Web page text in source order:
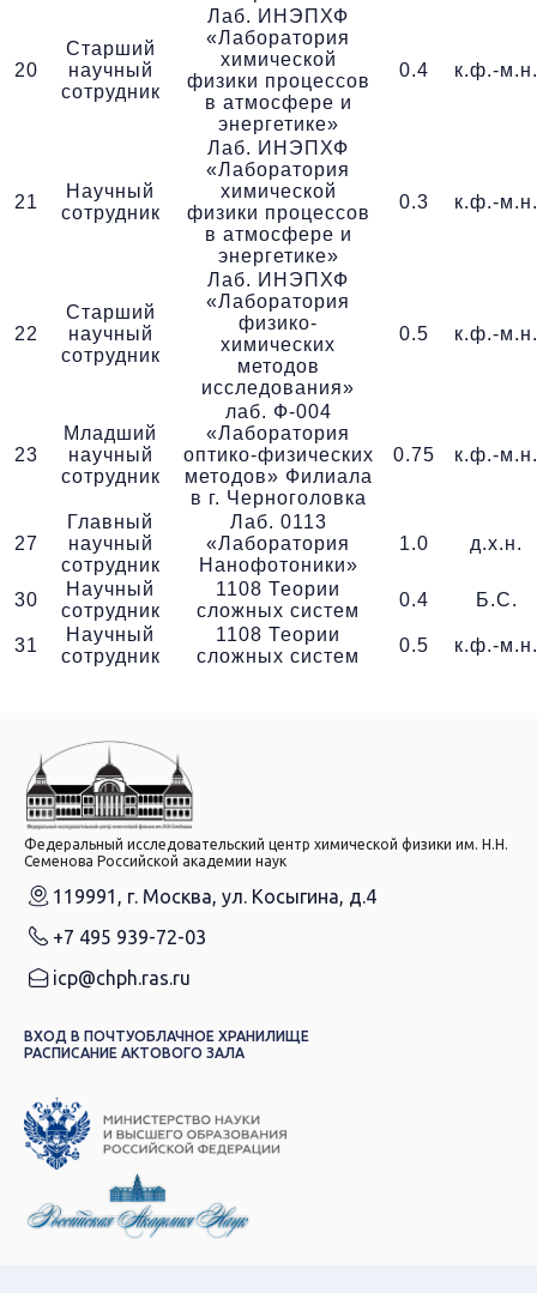
20
Старший
научный
сотрудник
Лаб. ИНЭПХФ
«Лаборатория
химической
физики процессов
в атмосфере и
энергетике»
0.4 к.ф.-м.н.
21
Научный
сотрудник
Лаб. ИНЭПХФ
«Лаборатория
химической
физики процессов
в атмосфере и
энергетике»
0.3 к.ф.-м.н.
22
Старший
научный
сотрудник
Лаб. ИНЭПХФ
«Лаборатория
физико-
химических
методов
исследования»
0.5 к.ф.-м.н.
23
Младший
научный
сотрудник
лаб. Ф-004
«Лаборатория
оптико-физических
методов» Филиала
в г. Черноголовка
0.75 к.ф.-м.н.
27
Главный
научный
сотрудник
Лаб. 0113
«Лаборатория
Нанофотоники»
1.0 д.х.н.
30
Научный
сотрудник
1108 Теории
сложных систем
0.4 Б.С.
31
Научный
сотрудник
1108 Теории
сложных систем
0.5 к.ф.-м.н.
Федеральный исследовательский центр химической физики им. Н.Н.
Семенова Российской академии наук
119991, г. Москва, ул. Косыгина, д.4
+7 495 939-72-03
icp@chph.ras.ru
ВХОД В ПОЧТУОБЛАЧНОЕ ХРАНИЛИЩЕ
РАСПИСАНИЕ АКТОВОГО ЗАЛА